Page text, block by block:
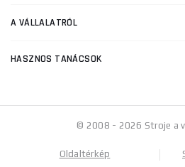
A VÁLLALATRÓL
HASZNOS TANÁCSOK
© 2008 - 2026 Stroje a
Oldaltérkép